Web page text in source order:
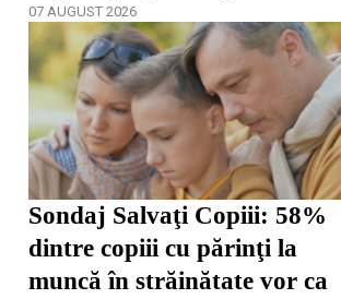
07 AUGUST 2026
Sondaj Salvaţi Copiii: 58%
dintre copiii cu părinţi la
muncă în străinătate vor ca